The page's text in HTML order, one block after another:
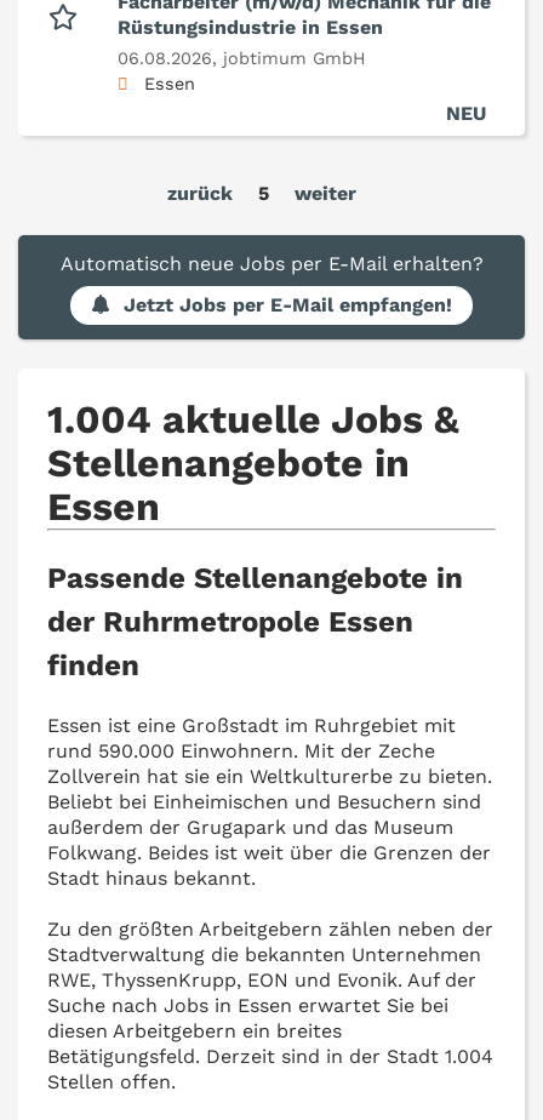
Rüstungsindustrie in Essen
06.08.2026, jobtimum GmbH
Essen
NEU
zurück 5 weiter
Automatisch neue Jobs per E-Mail erhalten?
Jetzt Jobs per E-Mail empfangen!
1.004 aktuelle Jobs &
Stellenangebote in
Essen
Passende Stellenangebote in
der Ruhrmetropole Essen
finden
Essen ist eine Großstadt im Ruhrgebiet mit
rund 590.000 Einwohnern. Mit der Zeche
Zollverein hat sie ein Weltkulturerbe zu bieten.
Beliebt bei Einheimischen und Besuchern sind
außerdem der Grugapark und das Museum
Folkwang. Beides ist weit über die Grenzen der
Stadt hinaus bekannt.
Zu den größten Arbeitgebern zählen neben der
Stadtverwaltung die bekannten Unternehmen
RWE, ThyssenKrupp, EON und Evonik. Auf der
Suche nach Jobs in Essen erwartet Sie bei
diesen Arbeitgebern ein breites
Betätigungsfeld. Derzeit sind in der Stadt 1.004
Stellen offen.